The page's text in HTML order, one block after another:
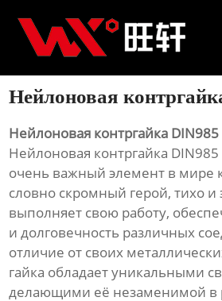
Главная
Продукция
Новости
О нас
Контакты
Нейлоновая
Нейлоновая контргайка DIN985
Нейлоновая контргайка
очень важный элемент в мире
словно скромный герой, тихо
выполняет свою работу,
и долговечность различных
отличие от своих
гайка обладает уникальными
делающими её незаменимой в